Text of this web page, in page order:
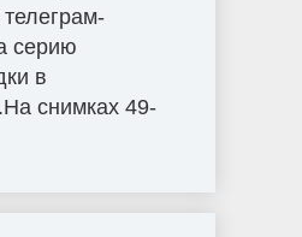
серию
в
снимках 49-